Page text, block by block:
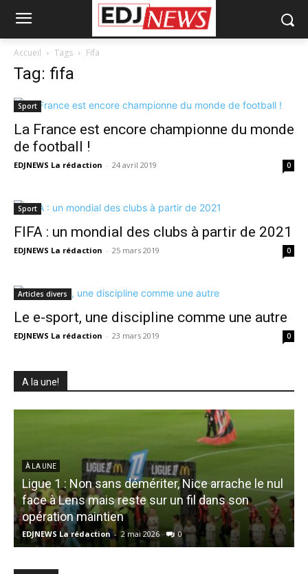
Accueil Tags Fifa
Tag: fifa
Sport
La France est encore championne du monde
de football !
EDJNEWS La rédaction - 24 avril 2019 0
Sport
FIFA : un mondial des clubs à partir de 2021
EDJNEWS La rédaction - 25 mars 2019 0
Articles divers
Le e-sport, une discipline comme une autre
EDJNEWS La rédaction - 23 mars 2019 0
A la une!
À LA UNE
Ligue 1 : Non sans démériter, Nice arrache le nul
face à Lens mais reste sur un fil dans son
opération maintien
EDJNEWS La rédaction - 2 mai 2026 0